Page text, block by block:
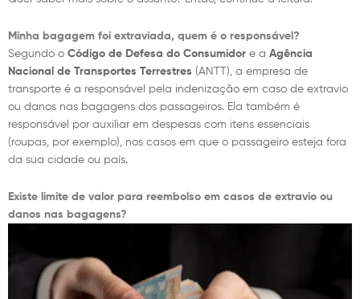
Minha bagagem foi extraviada, quem é o responsável?
Segundo o Código de Defesa do Consumidor e a Agência
Nacional de Transportes Terrestres (ANTT), a empresa de
transporte é a responsável pela indenização em caso de extravio
ou danos nas bagagens dos passageiros. Ela também é
responsável por auxiliar em despesas com itens essenciais
(roupas, por exemplo), nos casos em que o passageiro esteja fora
da sua cidade ou país.
Existe limite de valor para reembolso em casos de extravio ou
danos nas bagagens?